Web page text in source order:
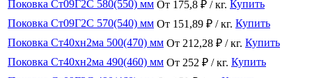
Поковка Ст09Г2С 580(550) мм От 175,8 ₽ / кг. Купить
Поковка Ст09Г2С 570(540) мм От 151,89 ₽ / кг. Купить
Поковка Ст40хн2ма 500(470) мм От 212,28 ₽ / кг. Купить
Поковка Ст40хн2ма 490(460) мм От 252 ₽ / кг. Купить